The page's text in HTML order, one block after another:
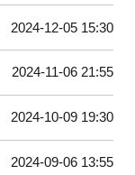
2024-12-05 15:30
2024-11-06 21:55
2024-10-09 19:30
2024-09-06 13:55